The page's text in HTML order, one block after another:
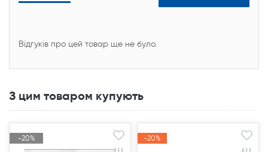
Відгуків про цей товар ще не було.
З цим товаром купують
-20%
-20% -20%
-20%